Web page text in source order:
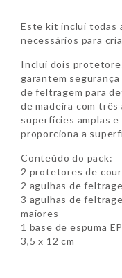
Este kit inclui todas
necessários para
Inclui dois
garantem
de feltragem para
de madeira com
superfícies amplas e
proporciona a
Conteúdo do pack:
2 protetores de
2 agulhas de
3 agulhas de
maiores
1 base de espuma
3,5 x 12 cm